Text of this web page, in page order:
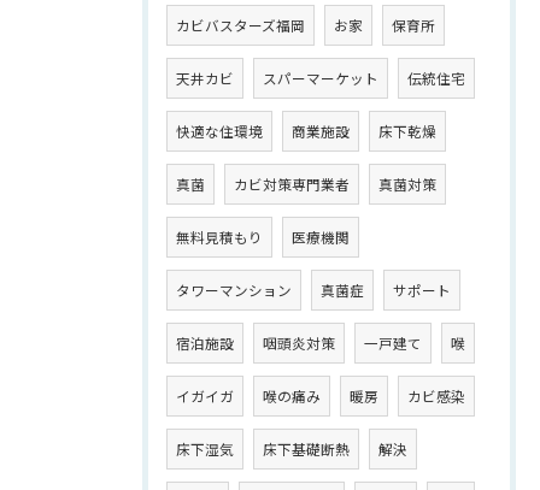
カビバスターズ福岡 お家 保育所
天井カビ スパーマーケット 伝統住宅
快適な住環境 商業施設 床下乾燥
真菌 カビ対策専門業者 真菌対策
無料見積もり 医療機関
タワーマンション 真菌症 サポート
宿泊施設 咽頭炎対策 一戸建て 喉
イガイガ 喉の痛み 暖房 カビ感染
床下湿気 床下基礎断熱 解決